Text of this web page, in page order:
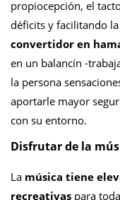
propiocepción, el
déficits y facilitando
convertidor en
en un balancín -
la persona
aportarle mayor
con su entorno.
Disfrutar de la
La música tiene
recreativas para